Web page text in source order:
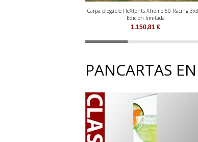
Carpa plegable FleXtents Xtreme 50 Racing
Edición limitada
1.150,81 €
PANCARTAS